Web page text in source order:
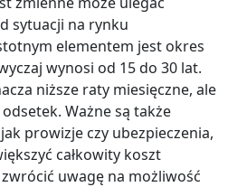
sytuacji na rynku
elementem jest okres
wynosi od 15 do 30 lat.
niższe raty miesięczne, ale
Ważne są także
prowizje czy ubezpieczenia,
całkowity koszt
uwagę na możliwość